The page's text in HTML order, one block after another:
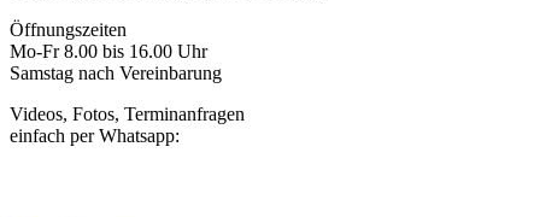
Öffnungszeiten
Mo-Fr 8.00 bis 16.00 Uhr
Samstag nach Vereinbarung
Videos, Fotos, Terminanfragen
einfach per Whatsapp: